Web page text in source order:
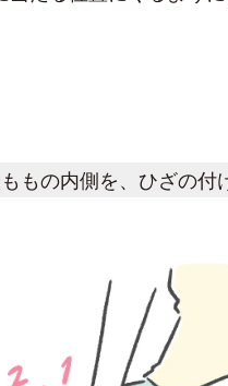
もの内側を、ひざの付